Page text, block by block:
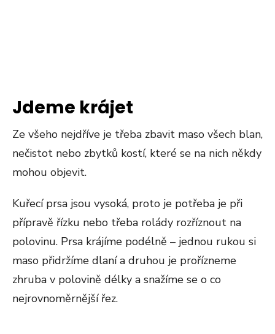
Jdeme krájet
Ze všeho nejdříve je třeba zbavit maso všech blan,
nečistot nebo zbytků kostí, které se na nich někdy
mohou objevit.
Kuřecí prsa jsou vysoká, proto je potřeba je při
přípravě řízku nebo třeba rolády rozříznout na
polovinu. Prsa krájíme podélně – jednou rukou si
maso přidržíme dlaní a druhou je prořízneme
zhruba v polovině délky a snažíme se o co
nejrovnoměrnější řez.